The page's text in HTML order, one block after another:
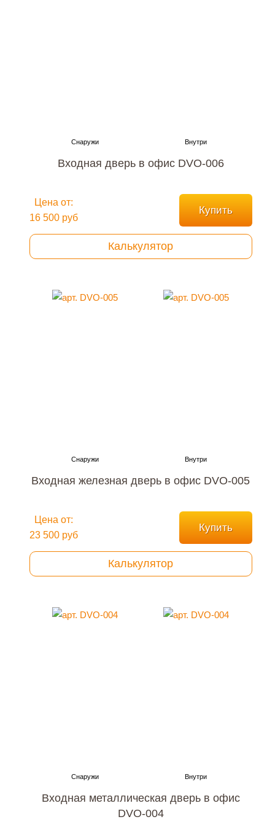
Входная дверь в офис DVO-006
Цена от:
16 500 руб
Купить
Калькулятор
Входная железная дверь в офис DVO-005
Цена от:
23 500 руб
Купить
Калькулятор
Входная металлическая дверь в офис
DVO-004